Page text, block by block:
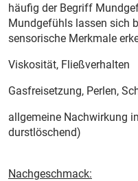
häufig der Begriff
Mundgefühls lassen sich
sensorische Merkmale
Viskosität, Fließverhalten
Gasfreisetzung, Perlen,
allgemeine Nachwirkung
durstlöschend)
Nachgeschmack: